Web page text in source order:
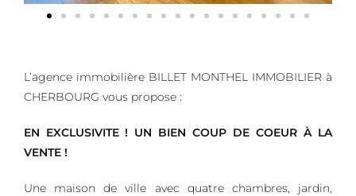
L’agence immobilière BILLET MONTHEL IMMOBILIER à
CHERBOURG vous propose :
EN EXCLUSIVITE ! UN BIEN COUP DE COEUR À LA
VENTE !
Une maison de ville avec quatre chambres, jardin,